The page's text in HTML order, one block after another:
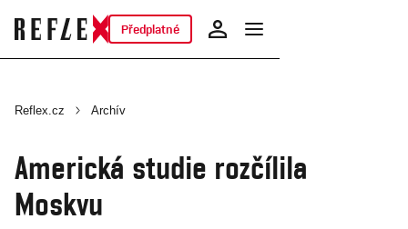
Předplatné
Reflex.cz Archív
Americká studie rozčílila
Moskvu